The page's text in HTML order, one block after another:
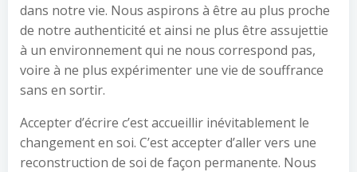
dans notre vie. Nous aspirons à être au plus proche
de notre authenticité et ainsi ne plus être assujettie
à un environnement qui ne nous correspond pas,
voire à ne plus expérimenter une vie de souffrance
sans en sortir.
Accepter d’écrire c’est accueillir inévitablement le
changement en soi. C’est accepter d’aller vers une
reconstruction de soi de façon permanente. Nous